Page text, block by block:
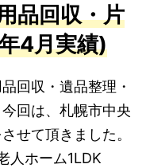
品回収・片
4月実績)
回収・遺品整理・
回は、札幌市中央
せて頂きました。
人ホーム1LDK